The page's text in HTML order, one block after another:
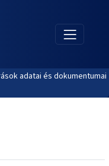
adatai és dokumentumai